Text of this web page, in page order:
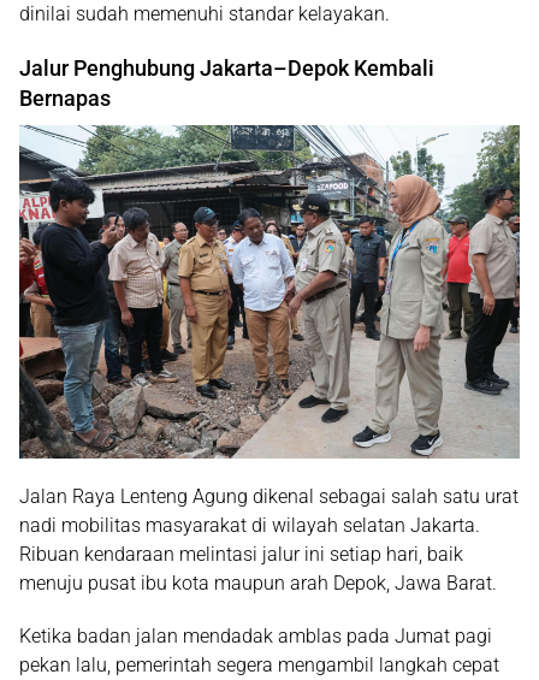
dinilai sudah memenuhi standar kelayakan.
Jalur Penghubung Jakarta–Depok Kembali
Bernapas
Jalan Raya Lenteng Agung dikenal sebagai salah satu urat
nadi mobilitas masyarakat di wilayah selatan Jakarta.
Ribuan kendaraan melintasi jalur ini setiap hari, baik
menuju pusat ibu kota maupun arah Depok, Jawa Barat.
Ketika badan jalan mendadak amblas pada Jumat pagi
pekan lalu, pemerintah segera mengambil langkah cepat